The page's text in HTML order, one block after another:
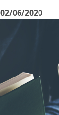
02/06/2020